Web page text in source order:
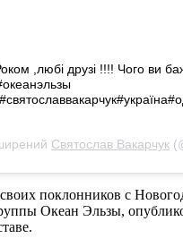
,любі друзі !!!! Чого ви
Святослав Вакарчук
поклонников с
Океан Эльзы,